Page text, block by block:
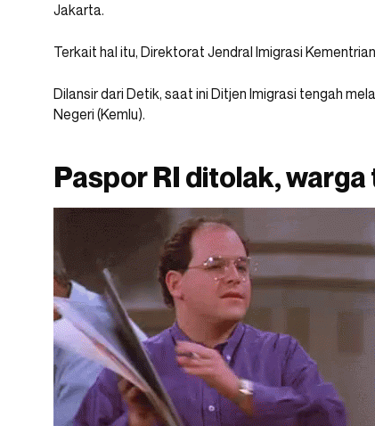
Jakarta.
Terkait hal itu, Direktorat Jendral Imigrasi
Dilansir dari Detik, saat ini Ditjen Imigrasi tengah
Negeri (Kemlu).
Paspor RI ditolak,